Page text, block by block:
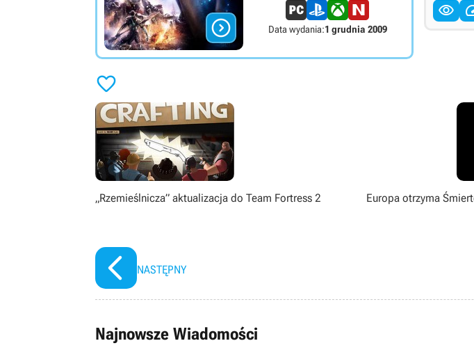
 Data wydania:1 grudnia 2009


„Rzemieślnicza” aktualizacja do Team Fortress 2
NASTĘPNY
Europa otrzyma
Najnowsze Wiadomości